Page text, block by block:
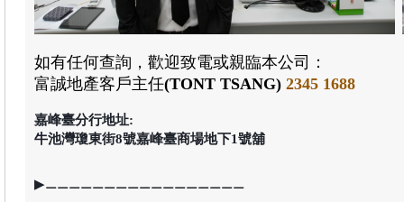
如有任何查詢，歡迎致電或親臨本公司：
富誠地產客戶主任(TONT TSANG) 2345 1688
嘉峰臺分行地址:
牛池灣瓊東街8號嘉峰臺商場地下1號舖
▶⚊⚊⚊⚊⚊⚊⚊⚊⚊⚊⚊⚊⚊⚊⚊⚊⚊